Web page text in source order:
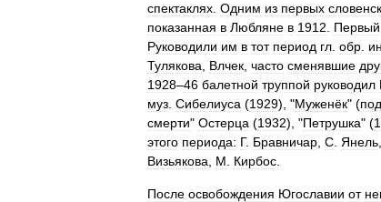
спектаклях Одним из первых
показанная в Любляне в 1912 Первый
Руководили им в тот период гл обр
Тулякова
Влчек часто сменявшие
1928–46 балетной труппой руководил
муз Сибелиуса (1929), "Муженёк" (под
смерти" Остерца (1932), "Петрушка" (
этого периода: Г. Бравничар С Янель
Визьякова
М Кирбос
После освобождения Югославии от